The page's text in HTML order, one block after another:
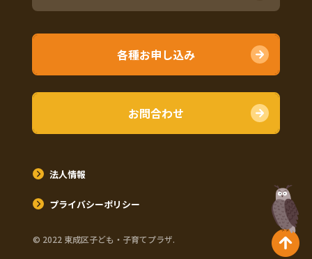
各種お申し込み
お問合わせ
法人情報
プライバシーポリシー
©︎ 2022 東成区子ども・子育てプラザ.